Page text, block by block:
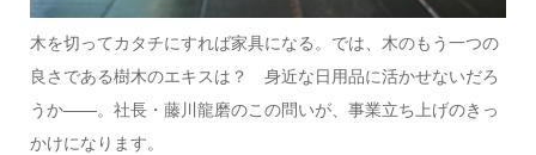
木を切ってカタチにすれば家具になる。では、木のもう一つの
良さである樹木のエキスは？ 身近な日用品に活かせないだろ
うか——。社長・藤川龍磨のこの問いが、事業立ち上げのきっ
かけになります。